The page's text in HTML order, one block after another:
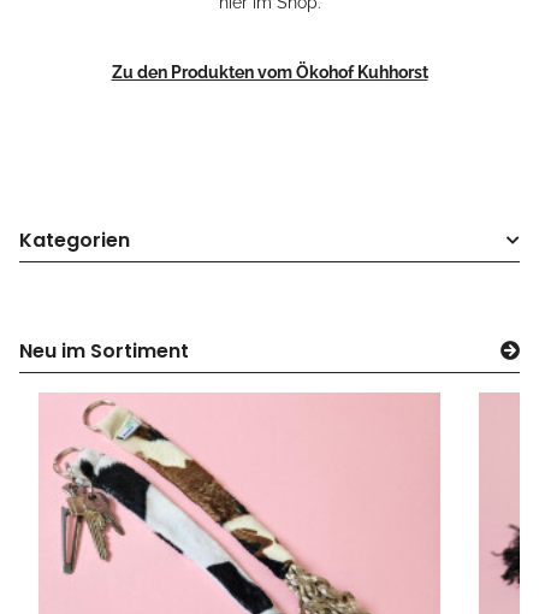
Zu den Produkten vom Ökohof Kuhhorst
Kategorien
Neu im Sortiment